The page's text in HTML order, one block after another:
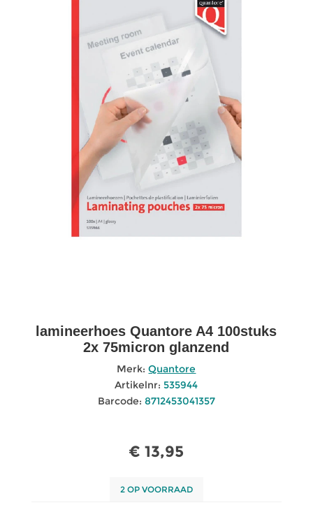
lamineerhoes Quantore A4 100stuks
2x 75micron glanzend
Merk: Quantore
Artikelnr: 535944
Barcode: 8712453041357
€ 13,95
2 OP VOORRAAD